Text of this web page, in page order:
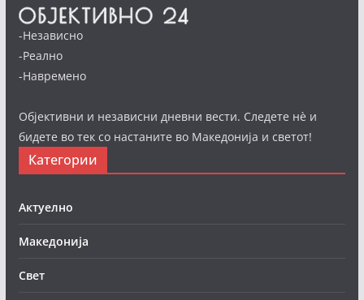
-Независно
-Реално
-Навремено
Објективни и независни дневни вести. Следете нè и
бидете во тек со настаните во Македонија и светот!
Категории
Актуелно
Македонија
Свет